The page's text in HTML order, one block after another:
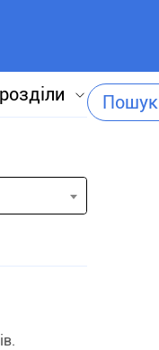
Пошук